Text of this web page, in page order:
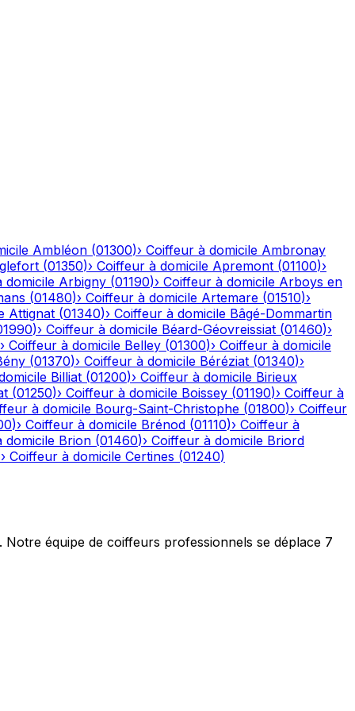
Ambléon (01300)› Coiffeur à domicile Ambronay
(01350)› Coiffeur à domicile Apremont (01100)›
domicile Arbigny (01190)› Coiffeur à domicile Arboys en
(01480)› Coiffeur à domicile Artemare (01510)›
Attignat (01340)› Coiffeur à domicile Bâgé-Dommartin
)› Coiffeur à domicile Béard-Géovreissiat (01460)›
› Coiffeur à domicile Belley (01300)› Coiffeur à domicile
(01370)› Coiffeur à domicile Béréziat (01340)›
Billiat (01200)› Coiffeur à domicile Birieux
(01250)› Coiffeur à domicile Boissey (01190)› Coiffeur à
à domicile Bourg-Saint-Christophe (01800)› Coiffeur
)› Coiffeur à domicile Brénod (01110)› Coiffeur à
domicile Brion (01460)› Coiffeur à domicile Briord
› Coiffeur à domicile Certines (01240)
équipe de coiffeurs professionnels se déplace 7